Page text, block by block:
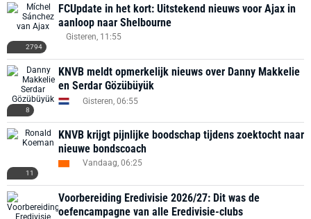
2794
FCUpdate in het kort: Uitstekend nieuws voor Ajax in
aanloop naar Shelbourne
Gisteren, 11:55
8
KNVB meldt opmerkelijk nieuws over Danny Makkelie
en Serdar Gözübüyük
Gisteren, 06:55
11
KNVB krijgt pijnlijke boodschap tijdens zoektocht naar
nieuwe bondscoach
Vandaag, 06:25
Voorbereiding Eredivisie 2026/27: Dit was de
oefencampagne van alle Eredivisie-clubs